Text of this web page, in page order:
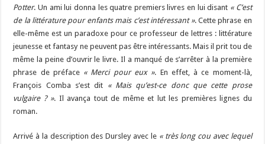
Potter. Un ami lui donna les quatre premiers livres en lui disant « C’est
de la littérature pour enfants mais c’est intéressant ». Cette phrase en
elle-même est un paradoxe pour ce professeur de lettres : littérature
jeunesse et fantasy ne peuvent pas être intéressants. Mais il prit tou de
même la peine d’ouvrir le livre. Il a manqué de s’arrêter à la première
phrase de préface « Merci pour eux ». En effet, à ce moment-là,
François Comba s’est dit « Mais qu’est-ce donc que cette prose
vulgaire ? ». Il avança tout de même et lut les premières lignes du
roman.
Arrivé à la description des Dursley avec le « très long cou avec lequel